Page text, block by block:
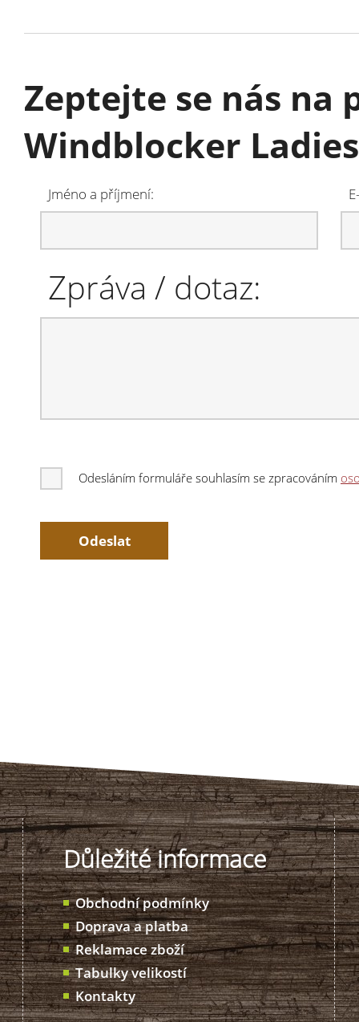
Zeptejte se nás na
Windblocker
Jméno a příjmení:
Zpráva / dotaz:
Odesláním formuláře souhlasím se zpracováním
Důležité informace
Obchodní podmínky
Doprava a platba
Reklamace zboží
Tabulky velikostí
Kontakty